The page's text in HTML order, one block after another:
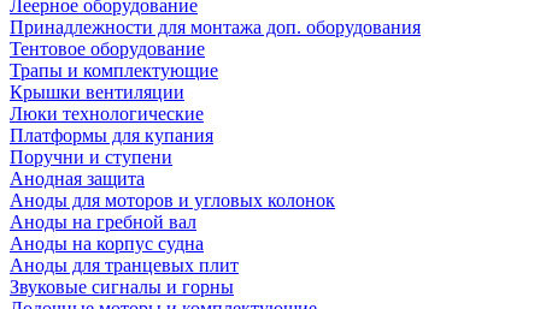
Леерное оборудование
Принадлежности для монтажа доп. оборудования
Тентовое оборудование
Трапы и комплектующие
Крышки вентиляции
Люки технологические
Платформы для купания
Поручни и ступени
Анодная защита
Аноды для моторов и угловых колонок
Аноды на гребной вал
Аноды на корпус судна
Аноды для транцевых плит
Звуковые сигналы и горны